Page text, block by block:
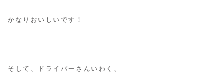
かなりおいしいです！
そして、ドライバーさんいわく、